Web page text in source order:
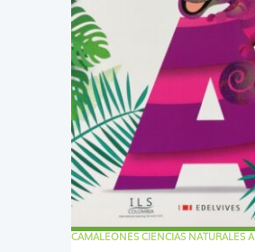
CAMALEONES CIENCIAS NATURALES A